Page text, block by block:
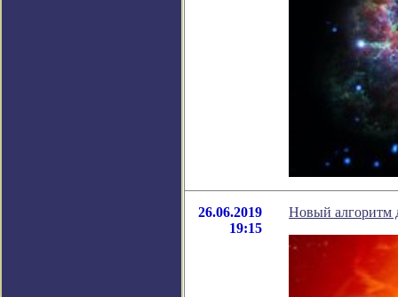
26.06.2019
19:15
Новый алгоритм